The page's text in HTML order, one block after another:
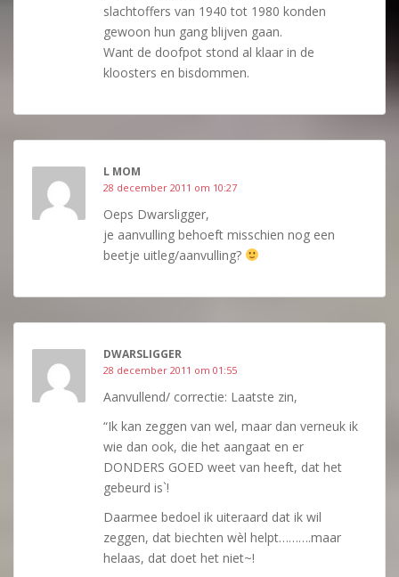
slachtoffers van 1940 tot 1980 konden
gewoon hun gang blijven gaan.
Want de doofpot stond al klaar in de
kloosters en bisdommen.
L MOM
28 december 2011 om 10:27
Oeps Dwarsligger,
je aanvulling behoeft misschien nog een
beetje uitleg/aanvulling?
DWARSLIGGER
28 december 2011 om 01:55
Aanvullend/ correctie: Laatste zin,
“Ik kan zeggen van wel, maar dan verneuk ik
wie dan ook, die het aangaat en er
DONDERS GOED weet van heeft, dat het
gebeurd is`!
Daarmee bedoel ik uiteraard dat ik wil
zeggen, dat biechten wèl helpt……….maar
helaas, dat doet het niet~!